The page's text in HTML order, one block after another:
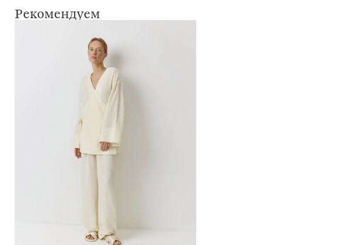
Рекомендуем